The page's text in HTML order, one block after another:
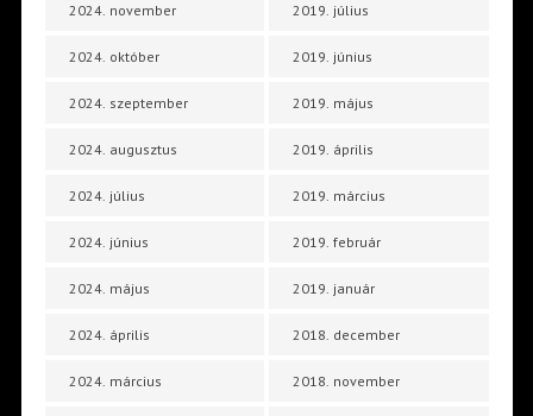
2024. november
2024. október
2024. szeptember
2024. augusztus
2024. július
2024. június
2024. május
2024. április
2024. március
2019. július
2019. június
2019. május
2019. április
2019. március
2019. február
2019. január
2018. december
2018. november